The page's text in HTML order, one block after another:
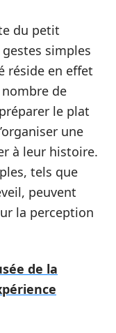
du petit
simples
réside en effet
de
le plat
une
à leur histoire.
tels que
peuvent
la perception
de la